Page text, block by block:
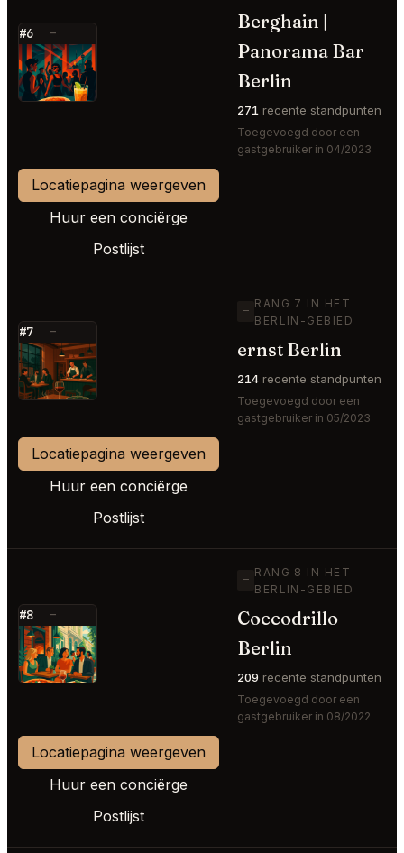
#6 —
⭐
Berghain |
Panorama Bar
Berlin
271 recente standpunten
Toegevoegd door een
gastgebruiker in 04/2023
Locatiepagina weergeven
Huur een conciërge
Postlijst
#7 —
⭐
—
RANG 7 IN HET
BERLIN-GEBIED
ernst Berlin
214 recente standpunten
Toegevoegd door een
gastgebruiker in 05/2023
Locatiepagina weergeven
Huur een conciërge
Postlijst
#8 —
⭐
—
RANG 8 IN HET
BERLIN-GEBIED
Coccodrillo
Berlin
209 recente standpunten
Toegevoegd door een
gastgebruiker in 08/2022
Locatiepagina weergeven
Huur een conciërge
Postlijst